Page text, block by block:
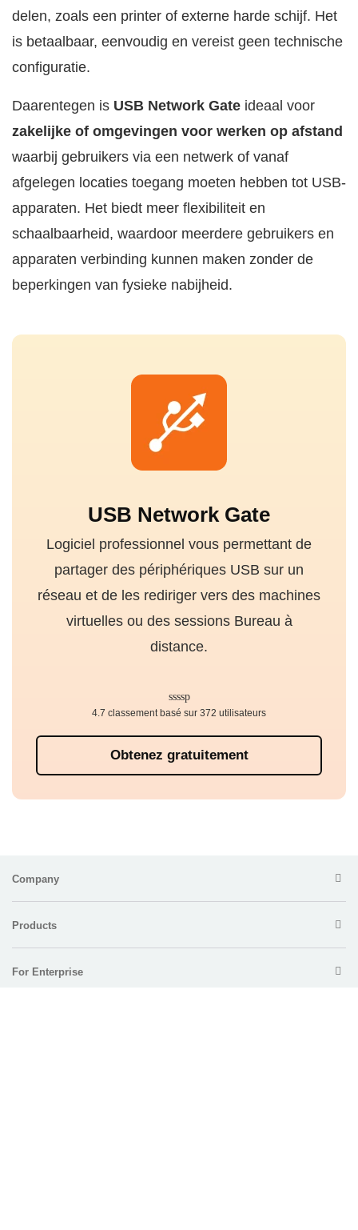
delen, zoals een printer of externe harde schijf. Het
is betaalbaar, eenvoudig en vereist geen technische
configuratie.
Daarentegen is USB Network Gate ideaal voor
zakelijke of omgevingen voor werken op afstand
waarbij gebruikers via een netwerk of vanaf
afgelegen locaties toegang moeten hebben tot USB-
apparaten. Het biedt meer flexibiliteit en
schaalbaarheid, waardoor meerdere gebruikers en
apparaten verbinding kunnen maken zonder de
beperkingen van fysieke nabijheid.
USB Network Gate
Logiciel professionnel vous permettant de
partager des périphériques USB sur un
réseau et de les rediriger vers des machines
virtuelles ou des sessions Bureau à
distance.
Obtenez gratuitement
4.7 classement basé sur 372 utilisateurs
Company
Products
For Enterprise